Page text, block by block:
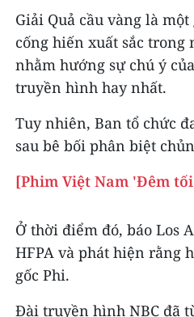
Giải Quả cầu vàng là
cống hiến xuất sắc
nhằm hướng sự chú ý
truyền hình hay nhất.
Tuy nhiên, Ban tổ chức
sau bê bối phân biệt
[Phim Việt Nam 'Đêm
Ở thời điểm đó, báo Los
HFPA và phát hiện rằng
gốc Phi.
Đài truyền hình NBC đã